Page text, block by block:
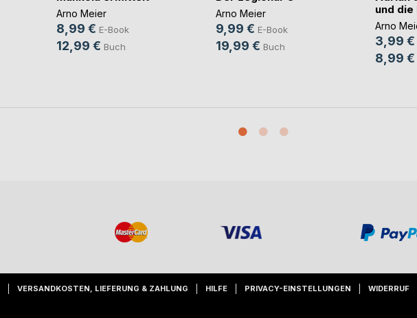
Arno Meier
8,99 € E-Book
12,99 € Buch
Arno Meier
9,99 € E-Book
19,99 € Buch
und die
Arno
3,99 €
8,99 €
VERSANDKOSTEN, LIEFERUNG & ZAHLUNG HILFE PRIVACY-EINSTELLUNGEN WIDERRUF